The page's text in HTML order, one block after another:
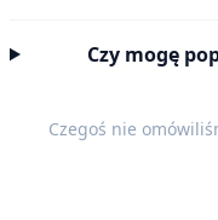
Czy mogę
Czegoś nie